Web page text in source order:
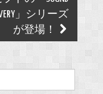
」シリーズ
が登場！